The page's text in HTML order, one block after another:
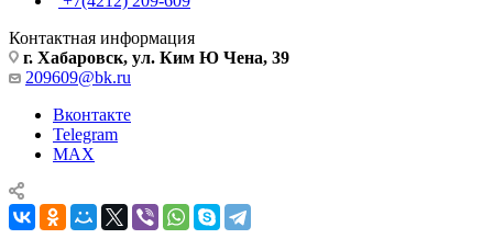
Контактная информация
г. Хабаровск, ул. Ким Ю Чена, 39
209609@bk.ru
Вконтакте
Telegram
MAX